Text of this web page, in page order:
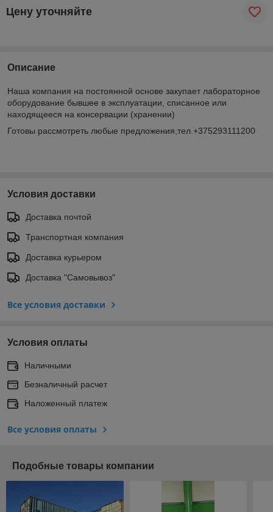
Цену уточняйте
Описание
Наша компания на постоянной основе закупает лабораторное
оборудование бывшее в эксплуатации, списанное или
находящееся на консервации (хранении)
Готовы рассмотреть любые предложения,тел.+375293111200
Условия доставки
Доставка почтой
Транспортная компания
Доставка курьером
Доставка "Самовывоз"
Все условия доставки
Условия оплаты
Наличными
Безналичный расчет
Наложенный платеж
Все условия оплаты
Подобные товары компании